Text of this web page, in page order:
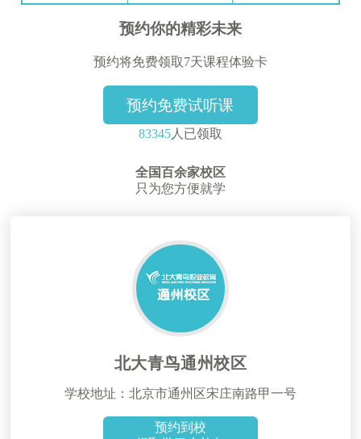
预约你的精彩未来
预约将免费领取7天课程体验卡
预约免费试听课
83345 人已领取
全国百余家校区
只为您方便就学
北大青鸟通州校区
学校地址：北京市通州区宋庄南路甲一号
预约到校